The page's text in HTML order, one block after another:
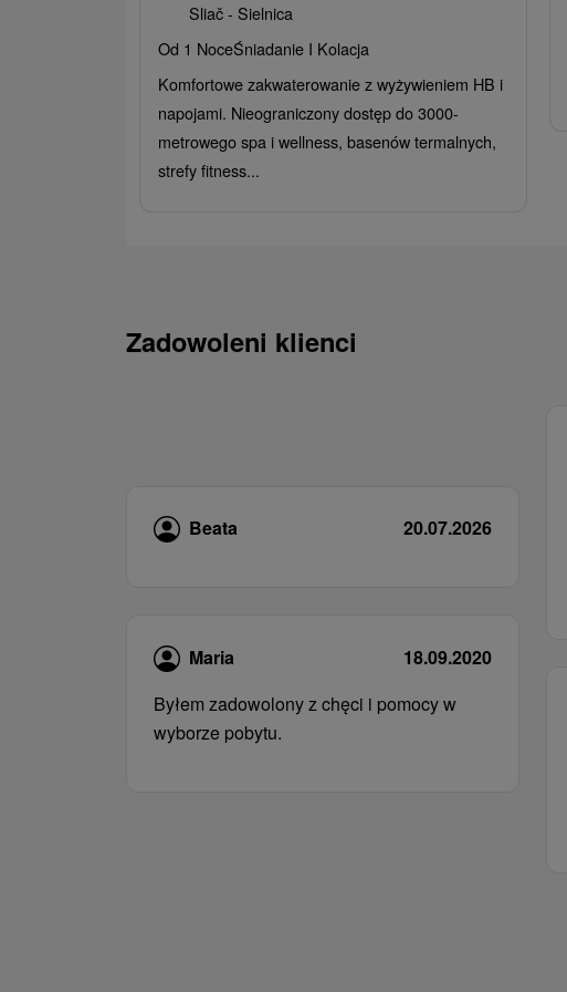
Sliač - Sielnica
Od 1 NoceŚniadanie I Kolacja
Komfortowe zakwaterowanie z wyżywieniem HB i
napojami. Nieograniczony dostęp do 3000-
metrowego spa i wellness, basenów termalnych,
strefy fitness...
Zadowoleni klienci
Beata 20.07.2026
Maria
18.09.2020
Byłem zadowolony z chęci i pomocy w
wyborze pobytu.